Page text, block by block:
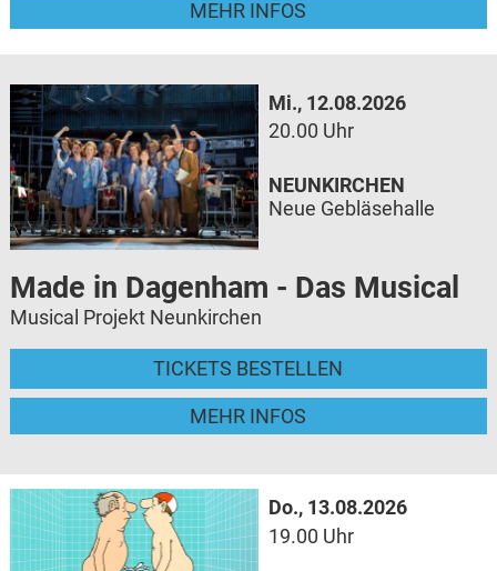
MEHR INFOS
Mi., 12.08.2026
20.00 Uhr
Made in Dagenham - Das Musical
Musical Projekt Neunkirchen
TICKETS BESTELLEN
MEHR INFOS
NEUNKIRCHEN
Neue Gebläsehalle
Do., 13.08.2026
19.00 Uhr